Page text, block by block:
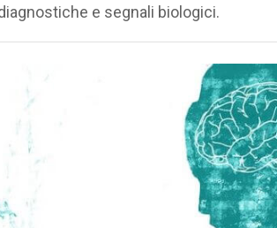
e segnali biologici.